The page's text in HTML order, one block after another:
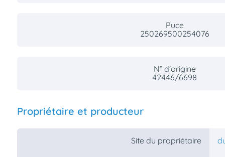
Puce
250269500254076
N° d'origine
42446/6698
Propriétaire et producteur
Site du propriétaire